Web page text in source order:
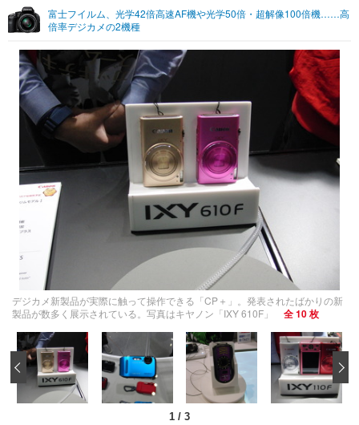
ショッピング その他
富士フイルム、光学42倍高速AF機や光学50倍・超解像100倍機……高
倍率デジカメの2機種
デジカメ新製品が実際に触って操作できる「CP＋」。発表されたばかりの新
製品が数多く展示されている。写真はキヤノン「IXY 610F」
全 10 枚
1 / 3
‹